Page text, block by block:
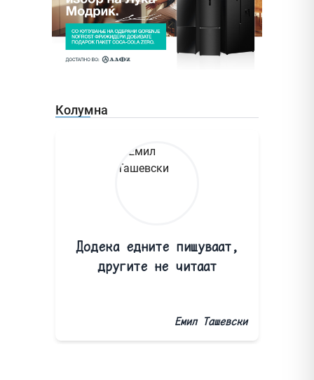
Колумна
Додека едните пишуваат,
другите не читаат
Емил Ташевски